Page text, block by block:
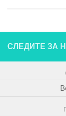
СЛЕДИТЕ ЗА